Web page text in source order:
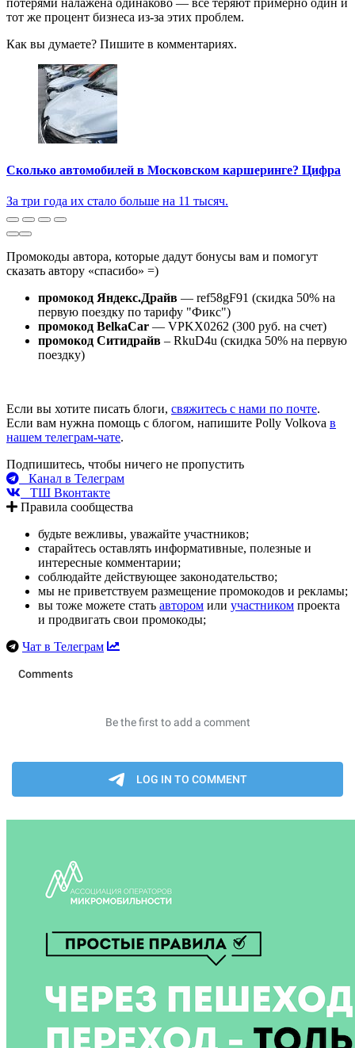
тот же процент бизнеса из-за этих проблем.
Как вы думаете? Пишите в комментариях.
Сколько автомобилей в Московском каршеринге? Цифра
За три года их стало больше на 11 тысяч.
Промокоды автора, которые дадут бонусы вам и помогут
сказать автору «спасибо» =)
промокод Яндекс.Драйв — ref58gF91 (скидка 50% на
первую поездку по тарифу "Фикс")
промокод BelkaCar — VPKX0262 (300 руб. на счет)
промокод Ситидрайв – RkuD4u (скидка 50% на первую
поездку)
Если вы хотите писать блоги, свяжитесь с нами по почте.
Если вам нужна помощь с блогом, напишите Polly Volkova в
нашем телеграм-чате.
Подпишитесь, чтобы ничего не пропустить
Канал в Телеграм
ТШ Вконтакте
Правила сообщества
будьте вежливы, уважайте участников;
старайтесь оставлять информативные, полезные и
интересные комментарии;
соблюдайте действующее законодательство;
мы не приветствуем размещение промокодов и рекламы;
вы тоже можете стать автором или участником проекта
и продвигать свои промокоды;
Чат в Телеграм